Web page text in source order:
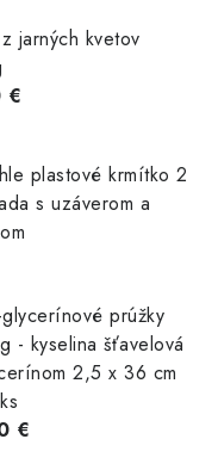
jarných kvetov
€
plastové krmítko 2
s uzáverom a
prúžky
- kyselina šťavelová
2,5 x 36 cm
€